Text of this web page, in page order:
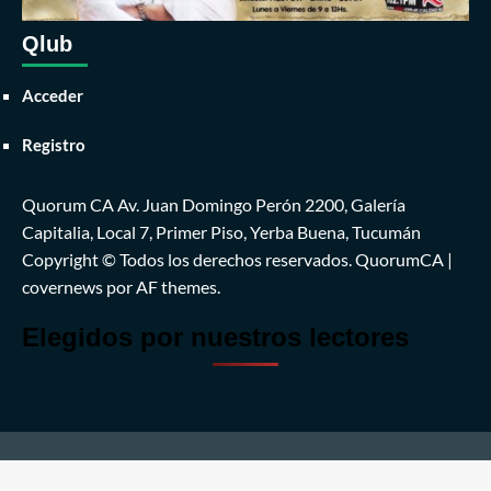
Qlub
Acceder
Registro
Quorum CA Av. Juan Domingo Perón 2200, Galería
Capitalia, Local 7, Primer Piso, Yerba Buena, Tucumán
Copyright © Todos los derechos reservados. QuorumCA |
covernews por AF themes.
Elegidos por nuestros lectores